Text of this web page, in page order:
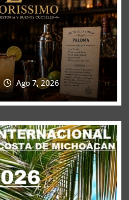
Ago 7, 2026